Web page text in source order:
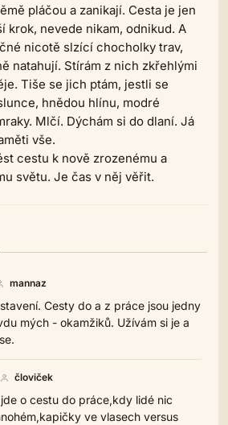
pláčou a zanikají. Cesta je jen
krok, nevede nikam, odnikud. A
nicotě slzící chocholky trav,
natahují. Stírám z nich zkřehlými
Tiše se jich ptám, jestli se
hnědou hlínu, modré
Mlčí. Dýchám si do dlaní. Já
vše.
cestu k nově zrozenému a
světu. Je čas v něj věřit.
mannaz
Cesty do a z práce jsou jedny
mých - okamžiků. Užívám si je a
človiček
o cestu do práce,kdy lidé nic
ve vlasech versus